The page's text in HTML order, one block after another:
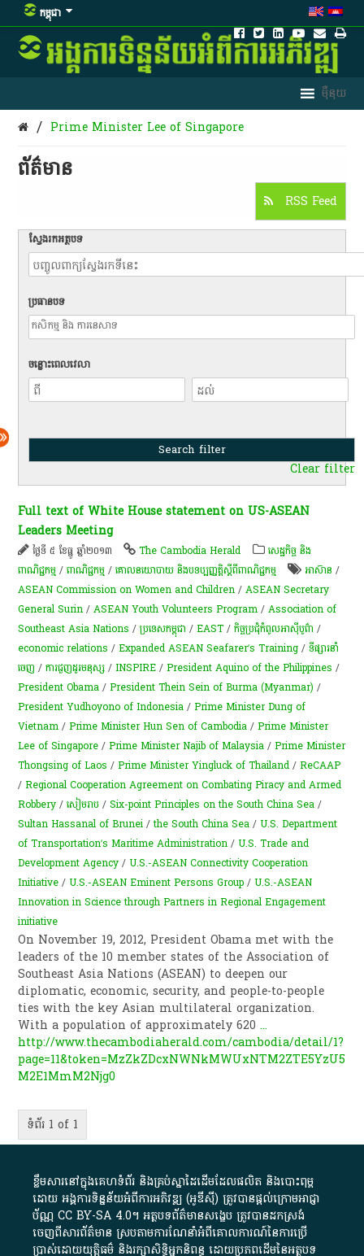
កម្ពុជា
/ Prime Minister Lee of Singapore
ព័ត៌មាន​
RSS Feed
ស្វែងរកអត្ថបទ
ប្រធានបទ
ចន្លោះពេលវេលា
Clear filter
Full text of White House statement on US-ASEAN
Leaders Meeting
ថ្ងៃទី ៥ ខែធ្នូ ឆ្នាំ២០១៣ The Cambodia Herald
សេដ្ឋកិច្ច និង
ពាណិជ្ជកម្ម /ពាណិជ្ជកម្ម /គោលនយោបាយ និងបទប្បញ្ញត្តិស្តីពីពាណិជ្ជកម្ម អាស៊ាន /
ASEAN Commission on Women and Children /ASEAN Secretary
General Surin /ASEAN Youth Volunteers Program /Association of
Southeast Asia Nations /ប្រទេសកម្ពុជា /EAST /​កិច្ច​ប្រជុំ​កំពូល​អាស៊ីបូព៌ា /
economic relations /Expanded ASEAN Seafarer’s Training /ទីផ្សារ​នាំ​
ចេញ /ការជួញដូរមនុស្ស /INSPIRE /President Aquino of the Philippines /
President Obama /President Thein Sein of Burma (Myanmar) /
President Yudhoyono of Indonesia /Prime Minister Dung of
Vietnam /Prime Minister Hun Sen of Cambodia /Prime Minister
Lee of Singapore /Prime Minister Najib of Malaysia /Prime Minister
Thongsing of Laos /Prime Minister Yingluck of Thailand /ReCAAP
/Regional Cooperation Agreement on Combating Piracy and Armed
Robbery /សៀមរាប /Six-point Principles on the South China Sea /
Sultan Hassanal of Brunei /the South China Sea /U.S. Department
of Transportation’s Maritime Administration /U.S. Trade and
Development Agency /U.S.-ASEAN Connectivity Cooperation
Initiative /U.S.-ASEAN Eminent Persons Group /U.S.-ASEAN
Innovation in Science through Partners in Regional Engagement
initiative
On November 19, 2012, President Obama met with the
leaders of the 10 member states of the Association of
Southeast Asia Nations (ASEAN) to deepen our
diplomatic, economic, security, and people-to-people
ties with the key Asian multilateral organization.
With a population of approximately 620...
http://www.thecambodiaherald.com/cambodia/detail/1?
page=11&token=MzZkZDcxNWNkMWUxNTM2ZTE5YzU5
M2E1MmM2Njg0
ទំព័រ 1 of 1
ខ្លឹមសារ​នៅ​ក្នុង​គេហទំព័រ និង​គ្រប់​ស្នា​ដៃ​ដើម​ដែល​ផលិត​ និង​បោះពុម្ព​
ដោយ​ អង្គការ​ទិន្នន័យ​អំពី​ការអភិវឌ្ឍ​​ (អូ​ឌី​ស៊ី)​ ត្រូវ​បាន​ផ្តល់​ក្រោម​អាជ្ញា
ប័ណ្ណ​CC BY-SA 4.0។​ អត្ថបទ​ព័ត៌មាន​សង្ខេប​ ត្រូវ​បាន​ដកស្រង់​
ចេញពី​សារព័ត៌មាន ស្របតាមការ​ណែនាំ​អំពី​គោលការណ៍​នៃ​ការ​ប្រើ
ប្រាស់​ដោយ​យុត្តិធម៌​ និង​រក្សាសិទ្ធិអ្នកនិពន្ធ ដោយ​ប្រភពដើម​នៃ​​អត្ថបទ